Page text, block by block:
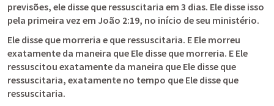
previsões, ele disse que ressuscitaria em 3 dias. Ele disse isso
pela primeira vez em João 2:19, no início de seu ministério.
Ele disse que morreria e que ressuscitaria. E Ele morreu
exatamente da maneira que Ele disse que morreria. E Ele
ressuscitou exatamente da maneira que Ele disse que
ressuscitaria, exatamente no tempo que Ele disse que
ressuscitaria.